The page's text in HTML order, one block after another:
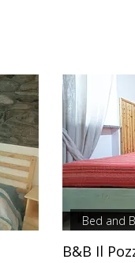
Bed and
B&B Il